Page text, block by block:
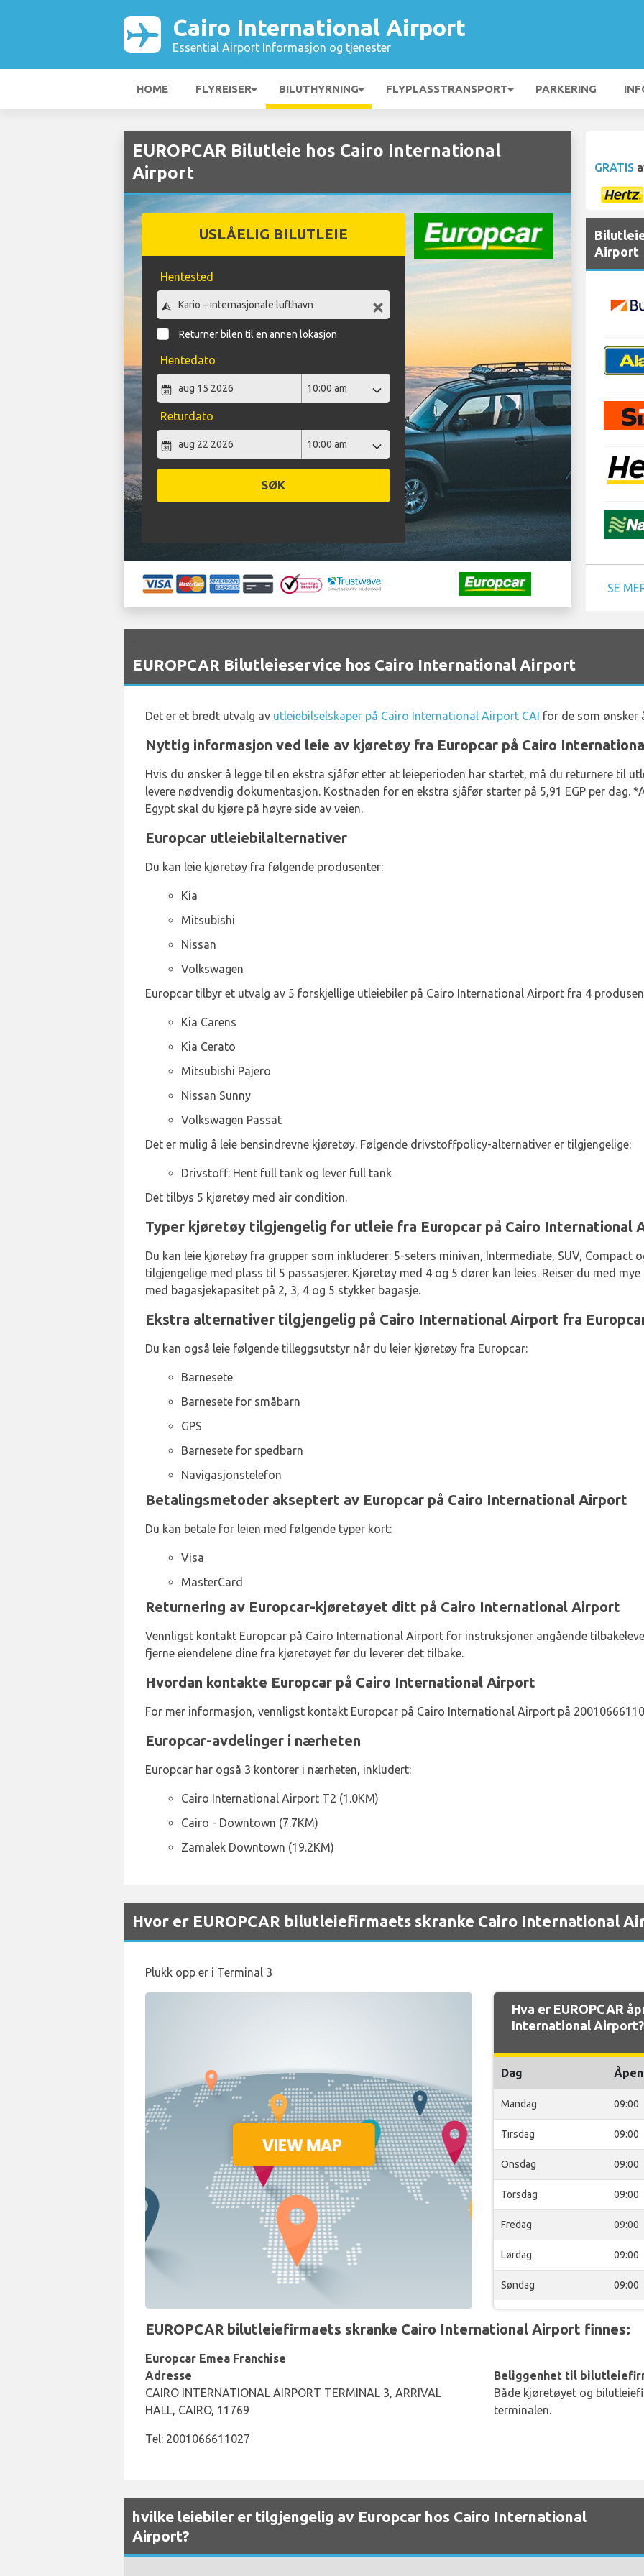
Cairo International Airport
Essential Airport Informasjon og tjenester
HOME FLYREISER BILUTHYRNING FLYPLASSTRANSPORT PARKERING
EUROPCAR Bilutleie hos Cairo International
Airport
USLÅELIG BILUTLEIE
Hentested
Returner bilen til en annen lokasjon
Hentedato
Returdato
SØK
GRATIS
Airport
SE
EUROPCAR Bilutleieservice hos Cairo International Airport
Det er et bredt utvalg av utleiebilselskaper på Cairo International Airport CAI for de som ønsker
Nyttig informasjon ved leie av kjøretøy fra Europcar på Cairo
Hvis du ønsker å legge til en ekstra sjåfør etter at leieperioden har startet, må du returnere til
levere nødvendig dokumentasjon. Kostnaden for en ekstra sjåfør starter på 5,91 EGP per dag.
Egypt skal du kjøre på høyre side av veien.
Europcar utleiebilalternativer
Du kan leie kjøretøy fra følgende produsenter:
Kia
Mitsubishi
Nissan
Volkswagen
Europcar tilbyr et utvalg av 5 forskjellige utleiebiler på Cairo International Airport fra 4
Kia Carens
Kia Cerato
Mitsubishi Pajero
Nissan Sunny
Volkswagen Passat
Det er mulig å leie bensindrevne kjøretøy. Følgende drivstoffpolicy-alternativer er tilgjengelige:
Drivstoff: Hent full tank og lever full tank
Det tilbys 5 kjøretøy med air condition.
Typer kjøretøy tilgjengelig for utleie fra Europcar på Cairo International
Du kan leie kjøretøy fra grupper som inkluderer: 5-seters minivan, Intermediate, SUV, Compact
tilgjengelige med plass til 5 passasjerer. Kjøretøy med 4 og 5 dører kan leies. Reiser du med
med bagasjekapasitet på 2, 3, 4 og 5 stykker bagasje.
Ekstra alternativer tilgjengelig på Cairo International Airport fra
Du kan også leie følgende tilleggsutstyr når du leier kjøretøy fra Europcar:
Barnesete
Barnesete for småbarn
GPS
Barnesete for spedbarn
Navigasjonstelefon
Betalingsmetoder akseptert av Europcar på Cairo International Airport
Du kan betale for leien med følgende typer kort:
Visa
MasterCard
Returnering av Europcar-kjøretøyet ditt på Cairo International Airport
Vennligst kontakt Europcar på Cairo International Airport for instruksjoner angående
fjerne eiendelene dine fra kjøretøyet før du leverer det tilbake.
Hvordan kontakte Europcar på Cairo International Airport
For mer informasjon, vennligst kontakt Europcar på Cairo International Airport på
Europcar-avdelinger i nærheten
Europcar har også 3 kontorer i nærheten, inkludert:
Cairo International Airport T2 (1.0KM)
Cairo - Downtown (7.7KM)
Zamalek Downtown (19.2KM)
Hvor er EUROPCAR bilutleiefirmaets skranke Cairo International
Plukk opp er i Terminal 3
Hva er EUROPCAR
International Airport?
Dag
Mandag 09:00
Tirsdag 09:00
Onsdag 09:00
Torsdag 09:00
Fredag 09:00
Lørdag 09:00
Søndag 09:00
EUROPCAR bilutleiefirmaets skranke Cairo International Airport finnes:
Europcar Emea Franchise
Adresse
CAIRO INTERNATIONAL AIRPORT TERMINAL 3, ARRIVAL
HALL, CAIRO, 11769
Tel: 2001066611027
Beliggenhet til
Både kjøretøyet og
terminalen.
hvilke leiebiler er tilgjengelig av Europcar hos Cairo International
Airport?